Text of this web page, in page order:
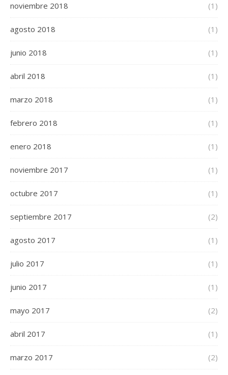
noviembre 2018 (1)
agosto 2018 (1)
junio 2018 (1)
abril 2018 (1)
marzo 2018 (1)
febrero 2018 (1)
enero 2018 (1)
noviembre 2017 (1)
octubre 2017 (1)
septiembre 2017 (2)
agosto 2017 (1)
julio 2017 (1)
junio 2017 (1)
mayo 2017 (2)
abril 2017 (1)
marzo 2017 (2)